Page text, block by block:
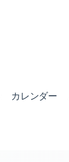
カレンダー